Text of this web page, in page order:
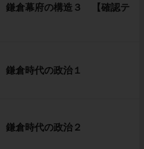
鎌倉幕府の構造３ 【確認テ
倉時代の政治１
倉時代の政治２